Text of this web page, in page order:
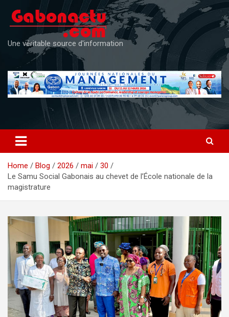
content
Une véritable source d'information
Home Blog 2026 mai
30
Le Samu Social Gabonais au chevet de l’École nationale de la
magistrature